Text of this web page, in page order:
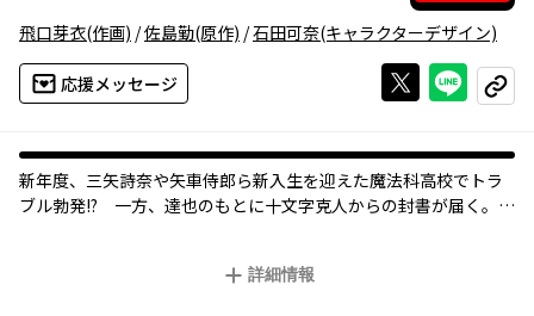
飛口芽衣(作画) /佐島勤(原作) /石田可奈(キャラクターデザイン)
応援メッセージ Xで投稿する
ライン
コピー
新年度、三矢詩奈や矢車侍郎ら新入生を迎えた魔法科高校でトラ
ブル勃発!? 一方、達也のもとに十文字克人からの封書が届く。そ
詳細情報